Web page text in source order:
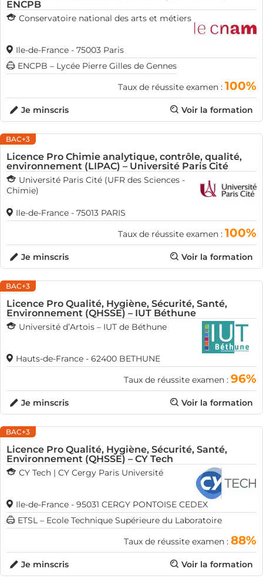
ENCPB
Conservatoire national des arts et métiers
Ile-de-France - 75003 Paris
ENCPB – Lycée Pierre Gilles de Gennes
Taux de réussite examen : 100%
Voir la formation
Je minscris
BAC+3
Licence Pro Chimie analytique, contrôle, qualité,
environnement (LIPAC) – Université Paris Cité
Université Paris Cité (UFR des Sciences -
Chimie)
Ile-de-France - 75013 PARIS
Taux de réussite examen : 100%
Voir la formation
Je minscris
BAC+3
Licence Pro Qualité, Hygiène, Sécurité, Santé,
Environnement (QHSSE) – IUT Béthune
Université d’Artois – IUT de Béthune
Hauts-de-France - 62400 BETHUNE
Taux de réussite examen : 96%
Voir la formation
Je minscris
BAC+3
Licence Pro Qualité, Hygiène, Sécurité, Santé,
Environnement (QHSSE) – CY Tech
CY Tech | CY Cergy Paris Université
Ile-de-France - 95031 CERGY PONTOISE CEDEX
ETSL – Ecole Technique Supérieure du Laboratoire
Taux de réussite examen : 88%
Voir la formation
Je minscris